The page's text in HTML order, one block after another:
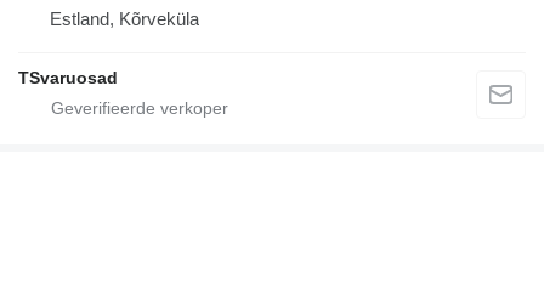
Estland, Kõrveküla
TSvaruosad